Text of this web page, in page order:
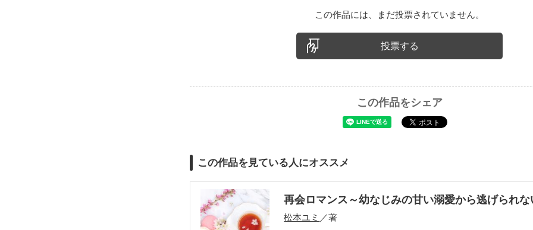
この作品には、まだ投票されていません。
投票する
この作品をシェア
この作品を見ている人にオススメ
再会ロマンス～幼なじみの甘い溺愛から逃げられな
松本ユミ ／著